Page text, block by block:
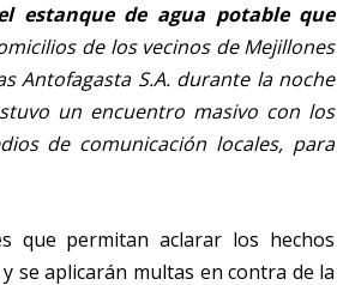
estanque de agua potable que
de los vecinos de Mejillones
Antofagasta S.A. durante la noche
un encuentro masivo con los
de comunicación locales, para
que permitan aclarar los hechos
se aplicarán multas en contra de la